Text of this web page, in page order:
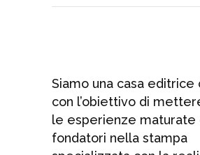
Siamo una casa editrice
con l’obiettivo di
le esperienze maturate
fondatori nella stampa